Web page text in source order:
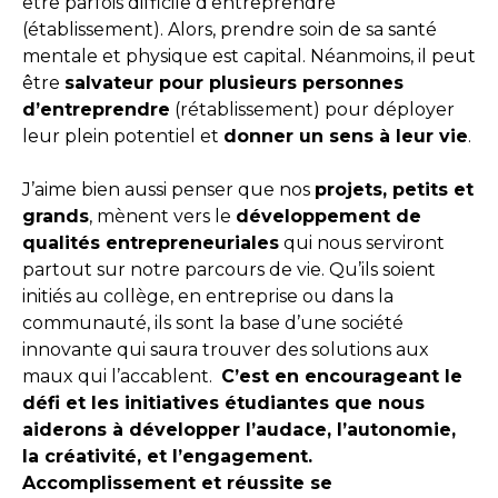
(établissement). Alors, prendre soin de sa santé
mentale et physique est capital. Néanmoins, il peut
être salvateur pour plusieurs personnes
d’entreprendre (rétablissement) pour déployer
leur plein potentiel et donner un sens à leur vie.
J’aime bien aussi penser que nos projets, petits et
grands, mènent vers le développement de
qualités entrepreneuriales qui nous serviront
partout sur notre parcours de vie. Qu’ils soient
initiés au collège, en entreprise ou dans la
communauté, ils sont la base d’une société
innovante qui saura trouver des solutions aux
maux qui l’accablent. C’est en encourageant le
défi et les initiatives étudiantes que nous
aiderons à développer l’audace, l’autonomie,
la créativité, et l’engagement.
Accomplissement et réussite se